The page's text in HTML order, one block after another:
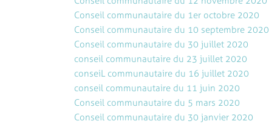
Conseil communautaire du 1er octobre 2020
Conseil communautaire du 10 septembre 2020
Conseil communautaire du 30 juillet 2020
conseil communautaire du 23 juillet 2020
conseiL communautaire du 16 juillet 2020
conseil communautaire du 11 juin 2020
Conseil communautaire du 5 mars 2020
Conseil communautaire du 30 janvier 2020